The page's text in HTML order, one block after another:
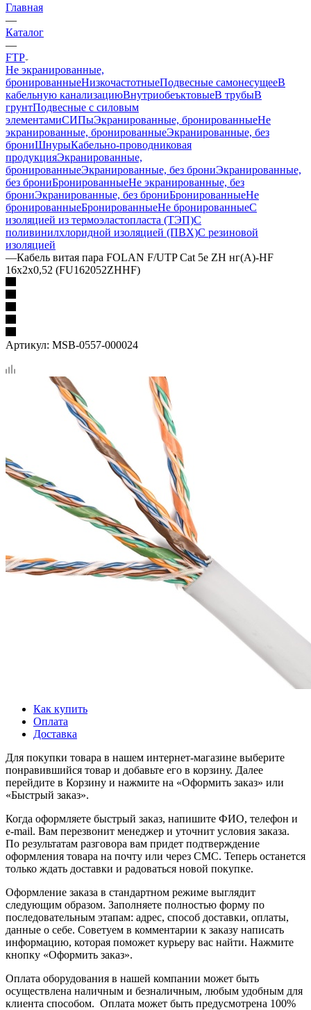
Главная
—
Каталог
—
FTP
Не экранированные,
бронированныеНизкочастотныеПодвесные самонесущееВ
кабельную канализациюВнутриобеъктовыеВ трубыВ
грунтПодвесные с силовым
элементамиСИПыЭкранированные, бронированныеНе
экранированные, бронированныеЭкранированные, без
брониШнурыКабельно-проводниковая
продукцияЭкранированные,
бронированныеЭкранированные, без брониЭкранированные,
без брониБронированныеНе экранированные, без
брониЭкранированные, без брониБронированныеНе
бронированныеБронированныеНе бронированныеС
изоляцией из термоэластопласта (ТЭП)С
поливинилхлоридной изоляцией (ПВХ)С резиновой
изоляцией
—Кабель витая пара FOLAN F/UTP Cat 5e ZH нг(А)-HF
16х2х0,52 (FU162052ZHHF)
Артикул: MSB-0557-000024
Как купить
Оплата
Доставка
Для покупки товара в нашем интернет-магазине выберите
понравившийся товар и добавьте его в корзину. Далее
перейдите в Корзину и нажмите на «Оформить заказ» или
«Быстрый заказ».
Когда оформляете быстрый заказ, напишите ФИО, телефон и
e-mail. Вам перезвонит менеджер и уточнит условия заказа.
По результатам разговора вам придет подтверждение
оформления товара на почту или через СМС. Теперь останется
только ждать доставки и радоваться новой покупке.
Оформление заказа в стандартном режиме выглядит
следующим образом. Заполняете полностью форму по
последовательным этапам: адрес, способ доставки, оплаты,
данные о себе. Советуем в комментарии к заказу написать
информацию, которая поможет курьеру вас найти. Нажмите
кнопку «Оформить заказ».
Оплата оборудования в нашей компании может быть
осуществлена наличным и безналичным, любым удобным для
клиента способом. Оплата может быть предусмотрена 100%